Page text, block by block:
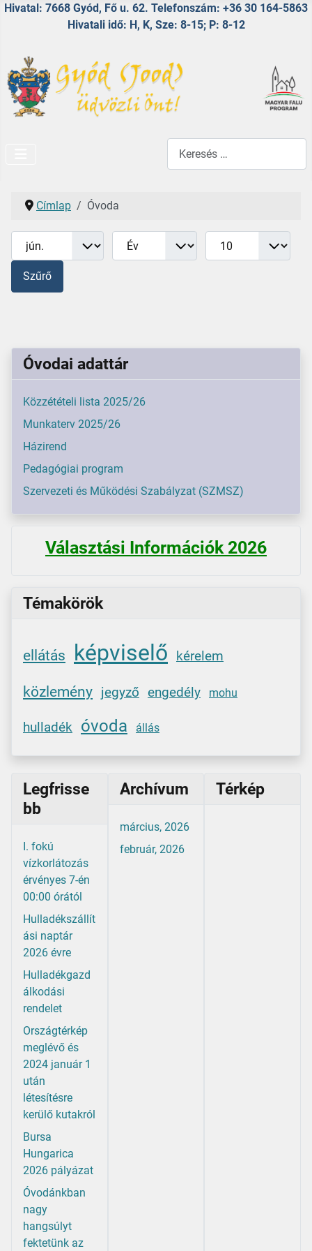
Hivatal: 7668 Gyód, Fő u. 62. Telefonszám: +36 30 164-5863
Hivatali idő: H, K, Sze: 8-15; P: 8-12
Címlap Óvoda
Szűrők
Hónap Tételek #
Szűrő
Óvodai adattár
Közzétételi lista 2025/26
Munkaterv 2025/26
Házirend
Pedagógiai program
Szervezeti és Működési Szabályzat (SZMSZ)
Választási Információk 2026
Témakörök
ellátás képviselő kérelem
közlemény jegyző engedély mohu
hulladék óvoda állás
Legfrisse
bb
I. fokú
vízkorlátozás
érvényes 7-én
00:00 órától
Hulladékszállít
ási naptár
2026 évre
Hulladékgazd
álkodási
rendelet
Országtérkép
meglévő és
2024 január 1
után
létesítésre
kerülő kutakról
Bursa
Hungarica
2026 pályázat
Óvodánkban
nagy
hangsúlyt
fektetünk az
Archívum
március, 2026
február, 2026
Térkép